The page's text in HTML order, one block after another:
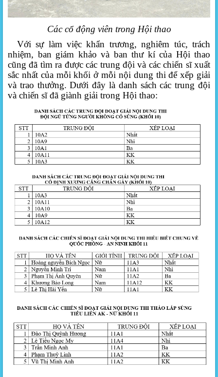
Các cổ động viên trong Hội thao
Với sự làm việc khẩn trương, nghiêm túc, trách
nhiệm, ban giám khảo và ban thư kí của Hội thao
cũng đã tìm ra được các trung đội và các chiến sĩ xuất
sắc nhất của mỗi khối ở mỗi nội dung thi để xếp giải
và trao thưởng. Dưới đây là danh sách các trung đội
và chiến sĩ đã giành giải trong Hội thao: